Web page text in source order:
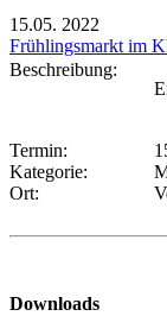
15.05. 2022
Frühlingsmarkt im
Beschreibung:
Termin:
Kategorie:
Ort:
Downloads